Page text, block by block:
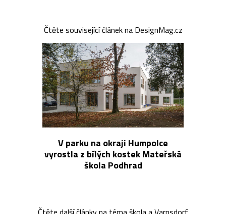
Čtěte související článek na DesignMag.cz
V parku na okraji Humpolce
vyrostla z bílých kostek Mateřská
škola Podhrad